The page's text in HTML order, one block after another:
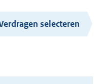
selecteren